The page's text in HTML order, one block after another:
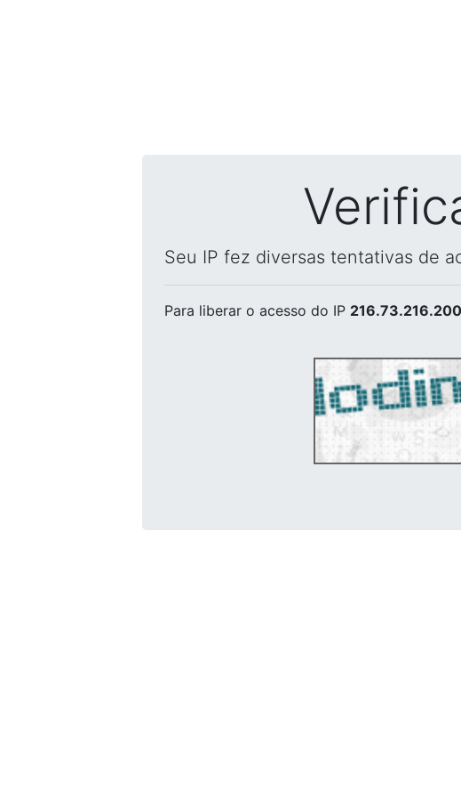
Seu IP fez diversas tentativas de
Para liberar o acesso do IP 216.73.216.200